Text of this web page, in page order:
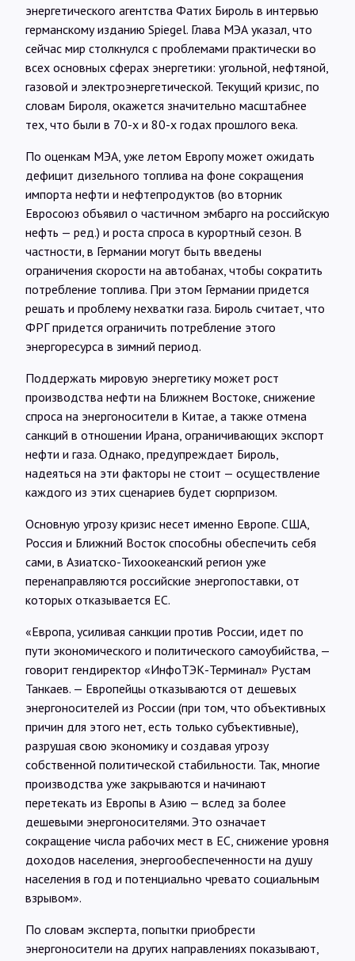
@Infotek_Russia
энергетического агентства Фатих Бироль в интервью
германскому изданию Spiegel. Глава МЭА указал, что
сейчас мир столкнулся с проблемами практически во
всех основных сферах энергетики: угольной, нефтяной,
газовой и электроэнергетической. Текущий кризис, по
словам Бироля, окажется значительно масштабнее
тех, что были в 70-х и 80-х годах прошлого века.
По оценкам МЭА, уже летом Европу может ожидать
дефицит дизельного топлива на фоне сокращения
импорта нефти и нефтепродуктов (во вторник
Евросоюз объявил о частичном эмбарго на российскую
нефть — ред.) и роста спроса в курортный сезон. В
частности, в Германии могут быть введены
ограничения скорости на автобанах, чтобы сократить
потребление топлива. При этом Германии придется
решать и проблему нехватки газа. Бироль считает, что
ФРГ придется ограничить потребление этого
энергоресурса в зимний период.
Поддержать мировую энергетику может рост
производства нефти на Ближнем Востоке, снижение
спроса на энергоносители в Китае, а также отмена
санкций в отношении Ирана, ограничивающих экспорт
нефти и газа. Однако, предупреждает Бироль,
надеяться на эти факторы не стоит — осуществление
каждого из этих сценариев будет сюрпризом.
Основную угрозу кризис несет именно Европе. США,
Россия и Ближний Восток способны обеспечить себя
сами, в Азиатско-Тихоокеанский регион уже
перенаправляются российские энергопоставки, от
которых отказывается ЕС.
«Европа, усиливая санкции против России, идет по
пути экономического и политического самоубийства, —
говорит гендиректор «ИнфоТЭК-Терминал» Рустам
Танкаев. — Европейцы отказываются от дешевых
энергоносителей из России (при том, что объективных
причин для этого нет, есть только субъективные),
разрушая свою экономику и создавая угрозу
собственной политической стабильности. Так, многие
производства уже закрываются и начинают
перетекать из Европы в Азию — вслед за более
дешевыми энергоносителями. Это означает
сокращение числа рабочих мест в ЕС, снижение уровня
доходов населения, энергообеспеченности на душу
населения в год и потенциально чревато социальным
взрывом».
По словам эксперта, попытки приобрести
энергоносители на других направлениях показывают,